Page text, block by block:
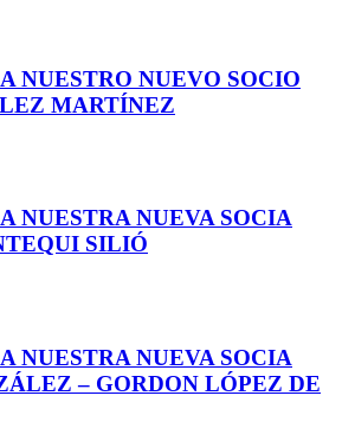
NUESTRO NUEVO SOCIO
MARTÍNEZ
NUESTRA NUEVA SOCIA
SILIÓ
NUESTRA NUEVA SOCIA
– GORDON LÓPEZ DE